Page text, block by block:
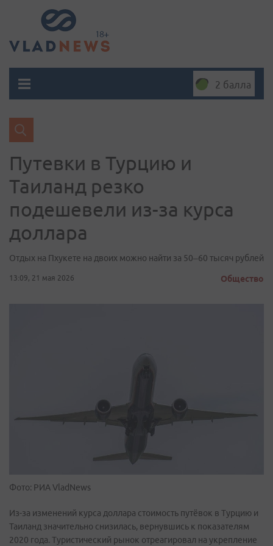
2 балла
Путевки в Турцию и
Таиланд резко
подешевели из-за курса
доллара
Отдых на Пхукете на двоих можно найти за 50–60 тысяч рублей
13:09, 21 мая 2026 Общество
Фото: РИА VladNews
Из-за изменений курса доллара стоимость путёвок в Турцию и
Таиланд значительно снизилась, вернувшись к показателям
2020 года. Туристический рынок отреагировал на укрепление